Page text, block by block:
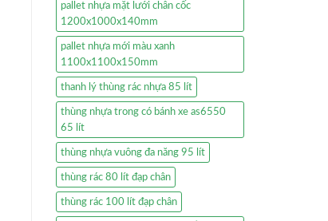
pallet nhựa mặt lưới chân cốc
1200x1000x140mm
pallet nhựa mới màu xanh
1100x1100x150mm
thanh lý thùng rác nhựa 85 lít
thùng nhựa trong có bánh xe as6550
65 lít
thùng nhựa vuông đa năng 95 lít
thùng rác 80 lít đạp chân
thùng rác 100 lít đạp chân